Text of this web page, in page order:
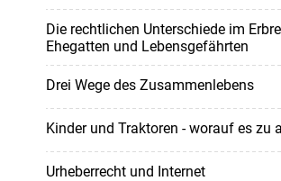
Die rechtlichen Unterschiede im
Ehegatten und Lebensgefährten
Drei Wege des Zusammenlebens
Kinder und Traktoren - worauf es zu
Urheberrecht und Internet